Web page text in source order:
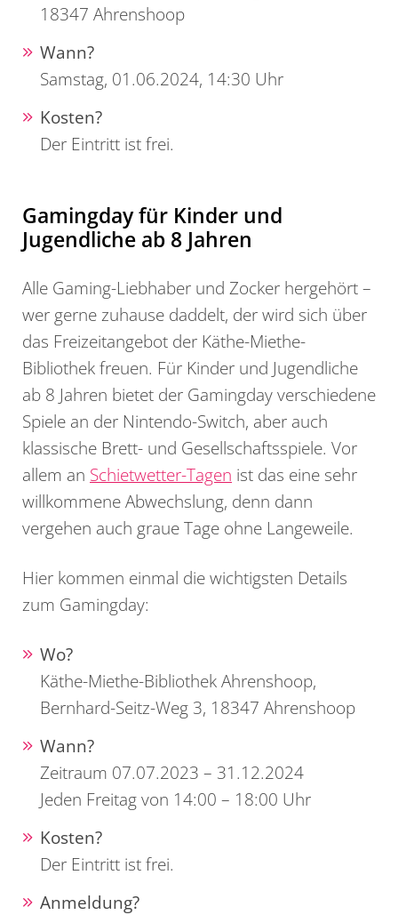
18347 Ahrenshoop
Wann?
Samstag, 01.06.2024, 14:30 Uhr
Kosten?
Der Eintritt ist frei.
Gamingday für Kinder und
Jugendliche ab 8 Jahren
Alle Gaming-Liebhaber und Zocker hergehört –
wer gerne zuhause daddelt, der wird sich über
das Freizeitangebot der Käthe-Miethe-
Bibliothek freuen. Für Kinder und Jugendliche
ab 8 Jahren bietet der Gamingday verschiedene
Spiele an der Nintendo-Switch, aber auch
klassische Brett- und Gesellschaftsspiele. Vor
allem an Schietwetter-Tagen ist das eine sehr
willkommene Abwechslung, denn dann
vergehen auch graue Tage ohne Langeweile.
Hier kommen einmal die wichtigsten Details
zum Gamingday:
Wo?
Käthe-Miethe-Bibliothek Ahrenshoop,
Bernhard-Seitz-Weg 3, 18347 Ahrenshoop
Wann?
Zeitraum 07.07.2023 – 31.12.2024
Jeden Freitag von 14:00 – 18:00 Uhr
Kosten?
Der Eintritt ist frei.
Anmeldung?